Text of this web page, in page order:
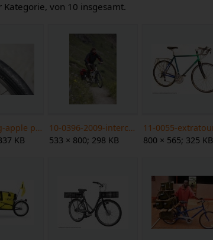
von 10 insgesamt.
02-0196-big-apple profil 2 web.jpg
KB
10-0396-2009-intercontinental-bergtour-3 web.jpg
533 × 800; 298 KB
800 × 565; 325 KB